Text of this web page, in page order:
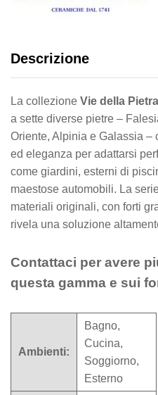
Descrizione
La collezione Vie della
a sette diverse pietre –
Oriente, Alpinia e Galassia –
ed eleganza per adattarsi
come giardini, esterni di
maestose automobili. La
materiali originali, con forti
rivela una soluzione
Contattaci per avere
questa gamma e sui
Ambienti:
Bagno,
Cucina,
Soggiorno,
Esterno